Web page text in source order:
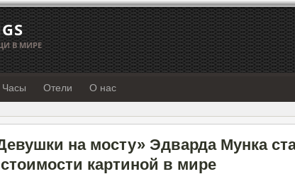
В МИРЕ
Часы Отели О нас
на мосту» Эдварда Мунка
картиной в мире